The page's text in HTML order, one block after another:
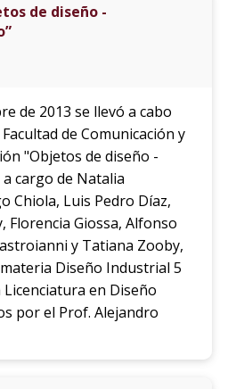
de diseño -
de 2013 se llevó a cabo
de Comunicación y
"Objetos de diseño -
cargo de Natalia
Chiola, Luis Pedro Díaz,
Florencia Giossa, Alfonso
y Tatiana Zooby,
Diseño Industrial 5
en Diseño
por el Prof. Alejandro